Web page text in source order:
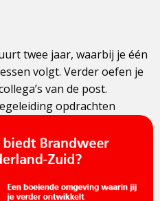
twee jaar, waarbij je één
volgt. Verder oefen je
van de post.
opdrachten